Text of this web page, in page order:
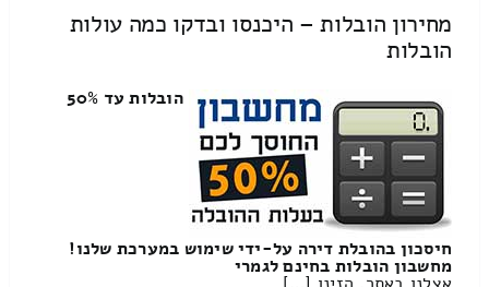
מחירון הובלות – היכנסו ובדקו כמה עולות
הובלות
הובלות עד 50%
חיסכון בהובלת דירה על-ידי שימוש במערכת שלנו!
מחשבון הובלות בחינם לגמרי